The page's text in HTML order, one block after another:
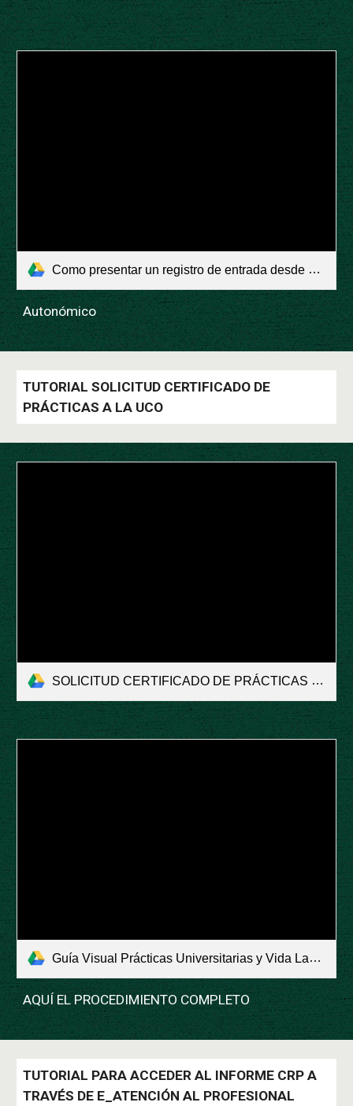
Como presentar un registro de entrada desde casa.pdf
Autonómico
TUTORIAL SOLICITUD CERTIFICADO DE
PRÁCTICAS A LA UCO
SOLICITUD CERTIFICADO DE PRÁCTICAS UCO.pdf
Guía Visual Prácticas Universitarias y Vida Laboral.pdf
AQUÍ EL PROCEDIMIENTO COMPLETO
TUTORIAL PARA ACCEDER AL INFORME CRP A
TRAVÉS DE E_ATENCIÓN AL PROFESIONAL